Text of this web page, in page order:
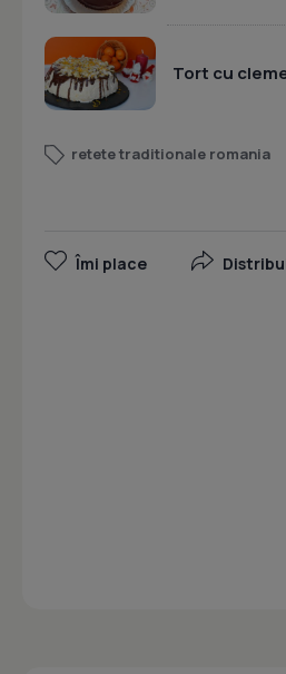
Tort cu
retete traditionale romania
Îmi place